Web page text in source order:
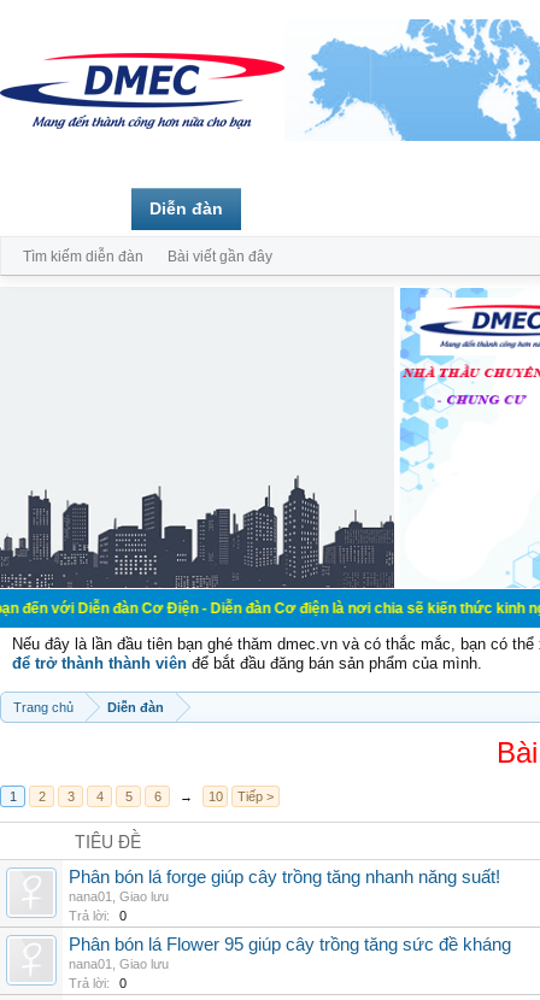
đàn Cơ Điện - Diễn đàn Cơ điện là nơi chia sẽ kiến thức kinh nghiệm
Nếu đây là lần đầu tiên bạn ghé thăm dmec.vn và có thắc mắc, bạn có
để trở thành thành viên để bắt đầu đăng bán sản phẩm của mình.
Trang chủ Diễn đàn
1 2 3 4 5 6 → 10 Tiếp >
TIÊU ĐỀ
Phân bón lá forge giúp cây trồng tăng nhanh năng suất!
nana01
Giao lưu
Trả lời:
0
Phân bón lá Flower 95 giúp cây trồng tăng sức đề kháng
nana01
Giao lưu
Trả lời:
0
Diễn đàn
Tìm kiếm diễn đàn Bài viết gần đây